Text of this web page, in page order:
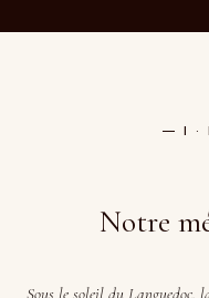
— I ·
Notre
Sous le soleil du Languedoc,